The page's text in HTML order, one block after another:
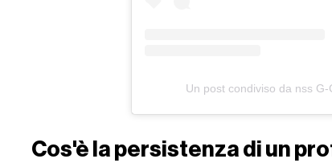
Un post condiviso da nss
Cos'è la persistenza di un